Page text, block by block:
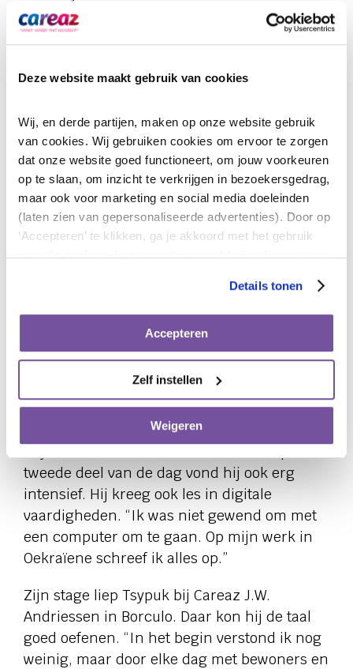
Deze website maakt gebruik van cookies
Wij, en derde partijen, maken op onze website gebruik
van cookies. Wij gebruiken cookies om ervoor te zorgen
dat onze website goed functioneert, om jouw voorkeuren
op te slaan, om inzicht te verkrijgen in bezoekersgedrag,
maar ook voor marketing en social media doeleinden
(laten zien van gepersonaliseerde advertenties). Door op
‘Accepteren’ te klikken, ga je akkoord met het gebruik
van alle cookies. In onze privacyverklaring kun je meer
‘Weigeren’ te klikken ga je alleen akkoord met het gebruik
van functionele cookies.
Details tonen
Accepteren
Zelf instellen
Weigeren
Ingrid Wibbelink kijkt mee.
Tsypuk: “Je bent niet alleen met de
zorghandelingen bezig, je moet ook in
gesprek gaan, bijvoorbeeld in een rollenspel.
Door die combinatie met taal was het voor
tweede deel van de dag vond hij ook erg
intensief. Hij kreeg ook les in digitale
vaardigheden. “Ik was niet gewend om met
een computer om te gaan. Op mijn werk in
Oekraïene schreef ik alles op.”
Zijn stage liep Tsypuk bij Careaz J.W.
Andriessen in Borculo. Daar kon hij de taal
goed oefenen. “In het begin verstond ik nog
weinig, maar door elke dag met bewoners en